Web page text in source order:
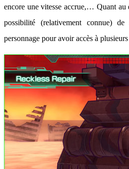
encore une vitesse accrue,… Quant au
possibilité (relativement connue)
personnage pour avoir accès à